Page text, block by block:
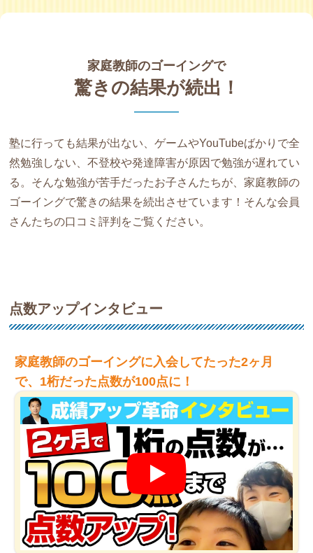
家庭教師のゴーイングで
驚きの結果が続出！
塾に行っても結果が出ない、ゲームやYouTubeばかりで全
然勉強しない、不登校や発達障害が原因で勉強が遅れてい
る。そんな勉強が苦手だったお子さんたちが、家庭教師の
ゴーイングで驚きの結果を続出させています！そんな会員
さんたちの口コミ評判をご覧ください。
点数アップインタビュー
家庭教師のゴーイングに入会してたった2ヶ月
で、1桁だった点数が100点に！